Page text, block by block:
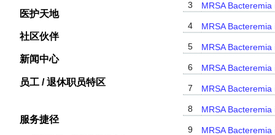
医护天地
社区伙伴
新闻中心
员工 / 退休职员特区
服务捷径